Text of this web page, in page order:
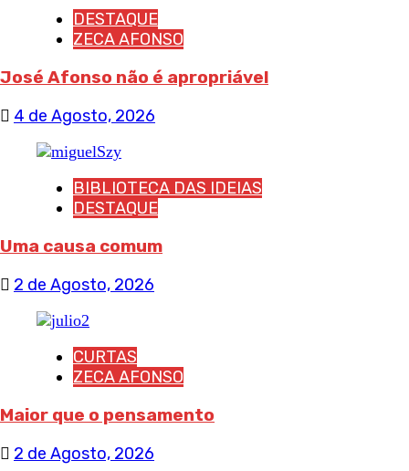
DESTAQUE
ZECA AFONSO
José Afonso não é apropriável
4 de Agosto, 2026
BIBLIOTECA DAS IDEIAS
DESTAQUE
Uma causa comum
2 de Agosto, 2026
CURTAS
ZECA AFONSO
Maior que o pensamento
2 de Agosto, 2026